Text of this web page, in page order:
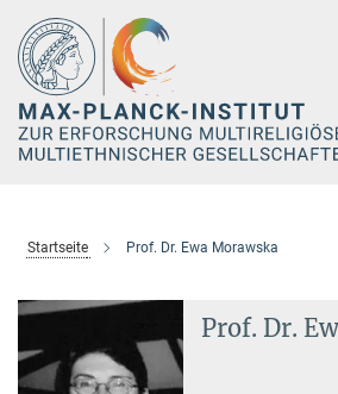
Hauptinhalt
Startseite Prof. Dr. Ewa Morawska
Prof. Dr.